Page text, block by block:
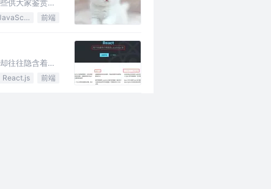
供大家鉴赏，
JavaScript 前端
往往隐含着优
React.js 前端